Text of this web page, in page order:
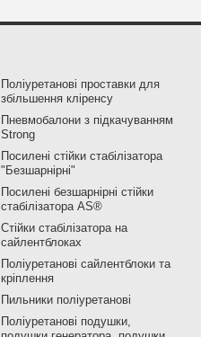
Поліуретанові проставки для
збільшення кліренсу
Пневмобалони з підкачуванням
Strong
Посилені стійки стабілізатора
"Безшарнірні"
Посилені безшарнірні стійки
стабілізатора AS®
Стійки стабілізатора на
сайлентблоках
Поліуретанові сайлентблоки та
кріплення
Пильники поліуретанові
Поліуретанові подушки,